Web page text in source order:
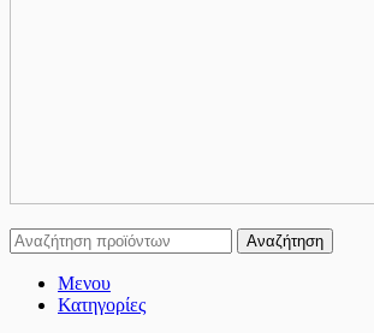
Αναζήτηση
Μενου
Κατηγορίες